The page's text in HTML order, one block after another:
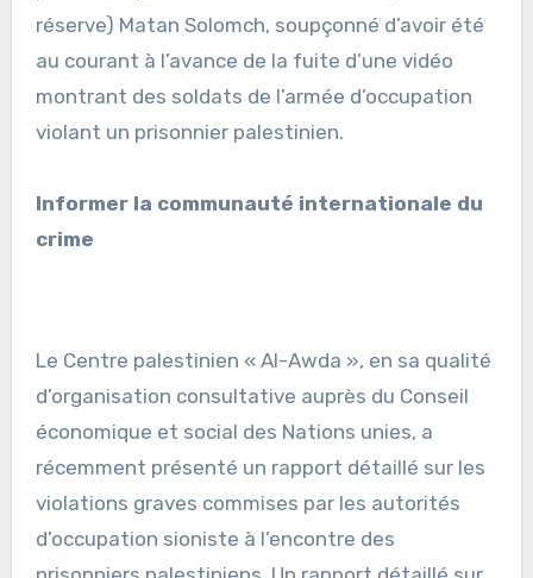
réserve) Matan Solomch, soupçonné d’avoir été
au courant à l’avance de la fuite d’une vidéo
montrant des soldats de l’armée d’occupation
violant un prisonnier palestinien.
Informer la communauté internationale du
crime
Le Centre palestinien « Al-Awda », en sa qualité
d’organisation consultative auprès du Conseil
économique et social des Nations unies, a
récemment présenté un rapport détaillé sur les
violations graves commises par les autorités
d’occupation sioniste à l’encontre des